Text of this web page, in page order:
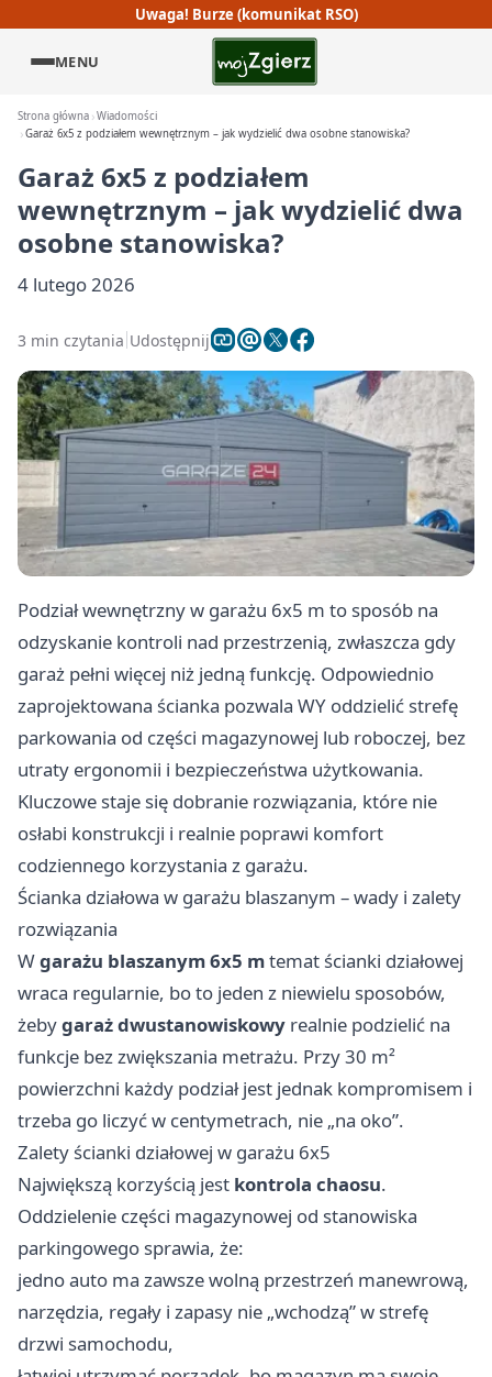
Uwaga! Burze (komunikat RSO)
MENU
Strona główna Wiadomości
Garaż 6x5 z podziałem wewnętrznym – jak wydzielić dwa osobne stanowiska?
Garaż 6x5 z podziałem
wewnętrznym – jak wydzielić dwa
osobne stanowiska?
4 lutego 2026
3 min czytania Udostępnij
Podział wewnętrzny w garażu 6x5 m to sposób na
odzyskanie kontroli nad przestrzenią, zwłaszcza gdy
garaż pełni więcej niż jedną funkcję. Odpowiednio
zaprojektowana ścianka pozwala WY oddzielić strefę
parkowania od części magazynowej lub roboczej, bez
utraty ergonomii i bezpieczeństwa użytkowania.
Kluczowe staje się dobranie rozwiązania, które nie
osłabi konstrukcji i realnie poprawi komfort
codziennego korzystania z garażu.
Ścianka działowa w garażu blaszanym – wady i zalety
rozwiązania
Wgarażu blaszanym 6x5 mtemat ścianki działowej
wraca regularnie, bo to jeden z niewielu sposobów,
żebygaraż dwustanowiskowy realnie podzielić na
funkcje bez zwiększania metrażu. Przy 30 m²
powierzchni każdy podział jest jednak kompromisem i
trzeba go liczyć w centymetrach, nie „na oko”.
Zalety ścianki działowej w garażu 6x5
Największą korzyścią jest kontrola chaosu.
Oddzielenie części magazynowej od stanowiska
parkingowego sprawia, że:
jedno auto ma zawsze wolną przestrzeń manewrową,
narzędzia, regały i zapasy nie „wchodzą” w strefę
drzwi samochodu,